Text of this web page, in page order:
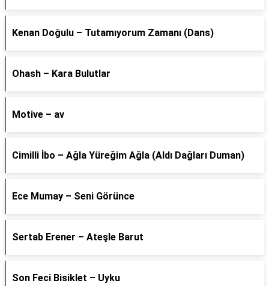
Kenan Doğulu – Tutamıyorum Zamanı (Dans)
Ohash – Kara Bulutlar
Motive – av
Cimilli İbo – Ağla Yüreğim Ağla (Aldı Dağları Duman)
Ece Mumay – Seni Görünce
Sertab Erener – Ateşle Barut
Son Feci Bisiklet – Uyku